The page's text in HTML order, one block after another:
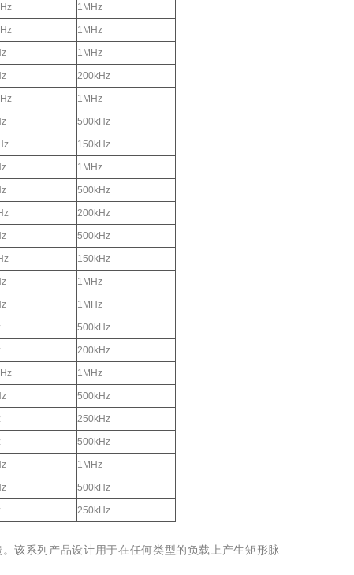
1MHz
1MHz
1MHz
200kHz
1MHz
500kHz
150kHz
1MHz
500kHz
200kHz
500kHz
150kHz
1MHz
1MHz
500kHz
200kHz
1MHz
500kHz
250kHz
500kHz
1MHz
500kHz
250kHz
该系列产品设计用于在任何类型的负载上产生矩形脉